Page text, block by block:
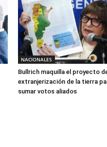
NACIONALES
Bullrich maquilla el proyecto
extranjerización de la tierra
sumar votos aliados